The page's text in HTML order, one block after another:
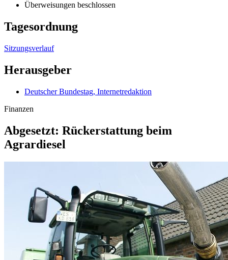
Überweisungen beschlossen
Tagesordnung
Sitzungsverlauf
Herausgeber
Deutscher Bundestag, Internetredaktion
Finanzen
Abgesetzt: Rückerstattung beim
Agrardiesel